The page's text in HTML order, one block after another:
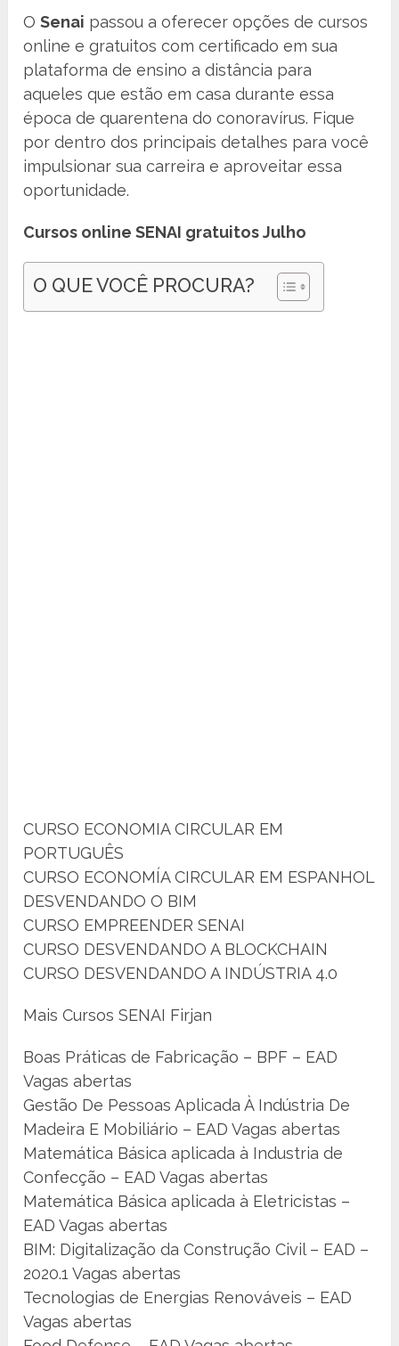
OSenai passou a oferecer opções de cursos
online e gratuitos com certificado em sua
plataforma de ensino a distância para
aqueles que estão em casa durante essa
época de quarentena do conoravírus. Fique
por dentro dos principais detalhes para você
impulsionar sua carreira e aproveitar essa
oportunidade.
Cursos online SENAI gratuitos Julho
O QUE VOCÊ PROCURA?
CURSO ECONOMIA CIRCULAR EM
PORTUGUÊS
CURSO ECONOMÍA CIRCULAR EM ESPANHOL
DESVENDANDO O BIM
CURSO EMPREENDER SENAI
CURSO DESVENDANDO A BLOCKCHAIN
CURSO DESVENDANDO A INDÚSTRIA 4.0
Mais Cursos SENAI Firjan
Boas Práticas de Fabricação – BPF – EAD
Vagas abertas
Gestão De Pessoas Aplicada À Indústria De
Madeira E Mobiliário – EAD Vagas abertas
Matemática Básica aplicada à Industria de
Confecção – EAD Vagas abertas
Matemática Básica aplicada à Eletricistas –
EAD Vagas abertas
BIM: Digitalização da Construção Civil – EAD –
2020.1 Vagas abertas
Tecnologias de Energias Renováveis – EAD
Vagas abertas